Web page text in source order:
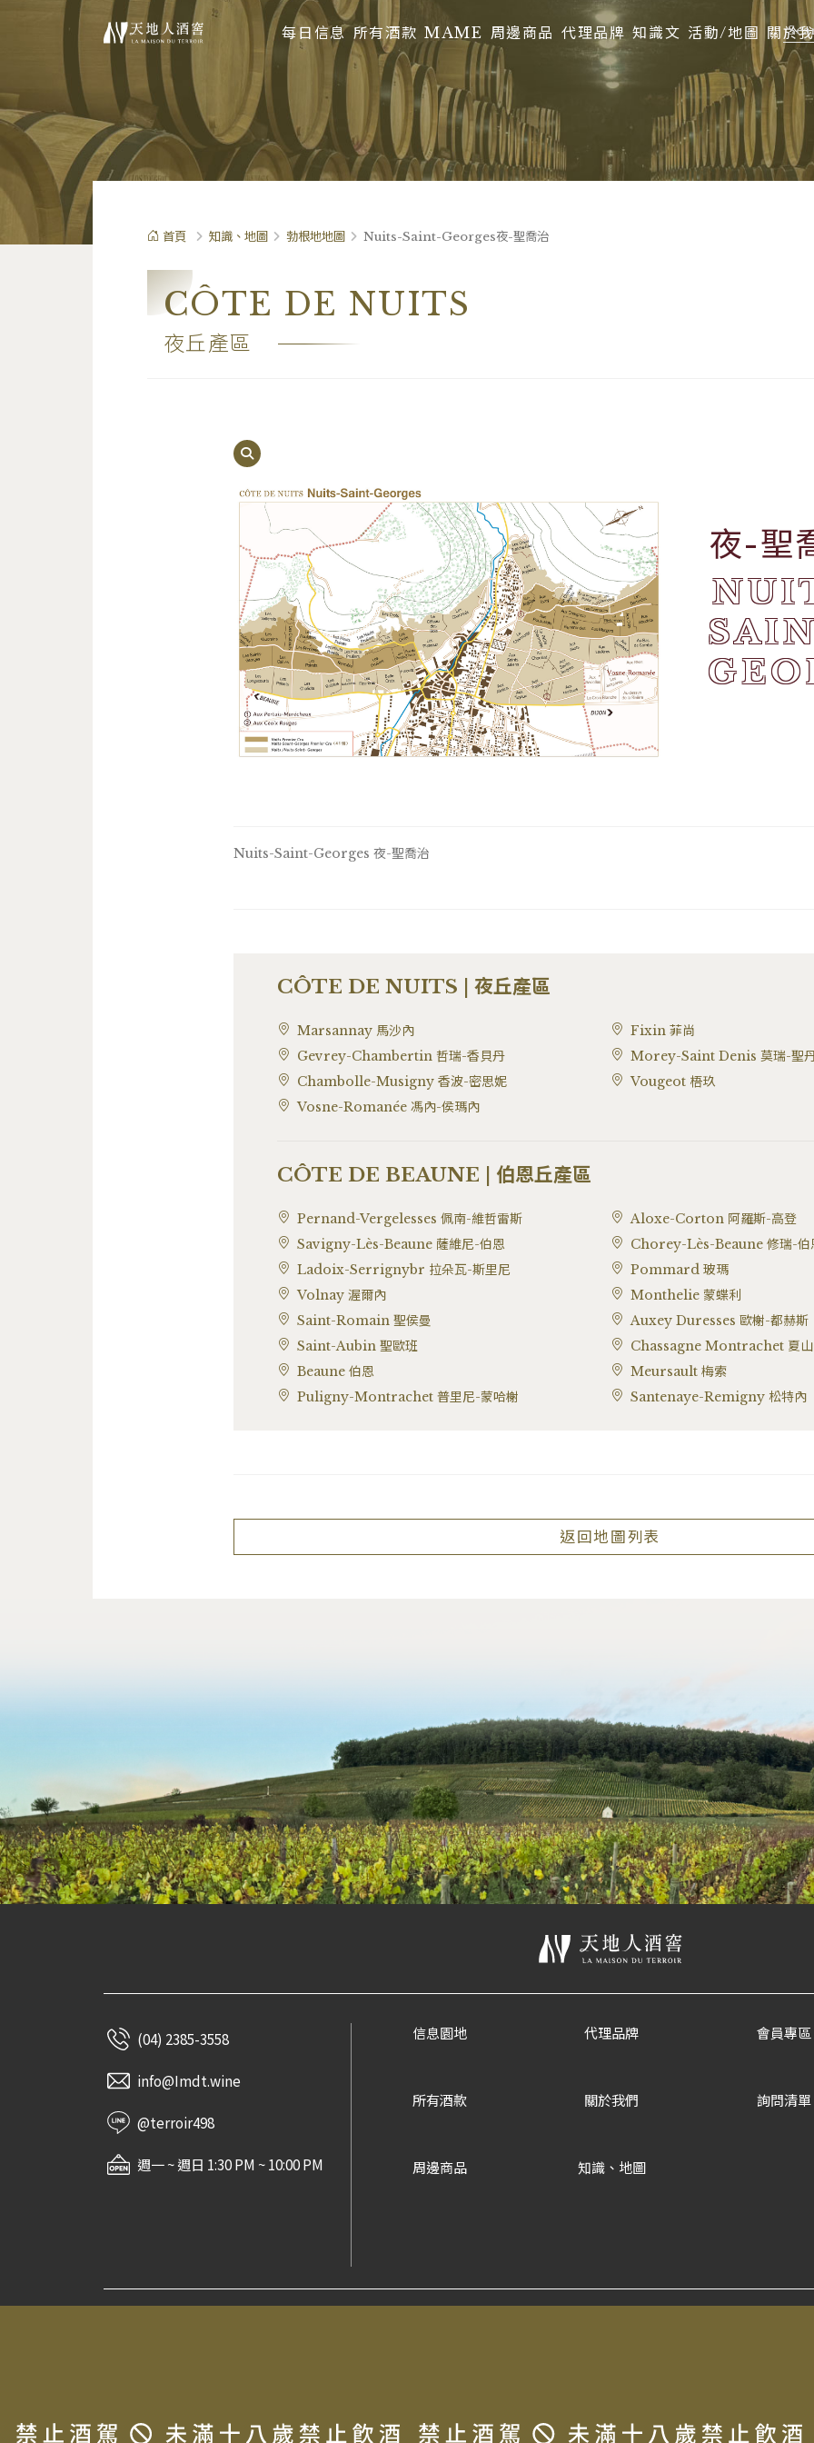
每日信息 所有酒款 MAME 周邊商品 代理品牌 知識文 活動/地圖 關於
首頁 知識、地圖 勃根地地圖 Nuits-Saint-Georges夜-聖喬治
CÔTE DE NUITS
夜丘產區
夜-聖
Nuits-Saint-Georges 夜-聖喬治
CÔTE DE NUITS | 夜丘產區
Marsannay 馬沙內
Fixin 菲尚
Gevrey-Chambertin 哲瑞-香貝丹
Morey-Saint Denis 莫瑞-聖
Chambolle-Musigny 香波-密思妮
Vougeot 梧玖
Vosne-Romanée 馮內-侯瑪內
CÔTE DE BEAUNE | 伯恩丘產區
Pernand-Vergelesses 佩南-維哲雷斯
Aloxe-Corton 阿羅斯-高登
Savigny-Lès-Beaune 薩維尼-伯恩
Chorey-Lès-Beaune 修瑞-伯
Ladoix-Serrignybr 拉朵瓦-斯里尼
Pommard 玻瑪
Volnay 渥爾內
Monthelie 蒙蝶利
Saint-Romain 聖侯曼
Auxey Duresses 歐榭-都赫斯
Saint-Aubin 聖歐班
Chassagne Montrachet 夏山
Beaune 伯恩
Meursault 梅索
Puligny-Montrachet 普里尼-蒙哈榭
Santenaye-Remigny 松特內
返回地圖列表
(04) 2385-3558
info@Imdt.wine
@terroir498
週一 ~ 週日 1:30 PM ~ 10:00 PM
信息園地
所有酒款
周邊商品
代理品牌
關於我們
知識、地圖
會員專區
詢問清單